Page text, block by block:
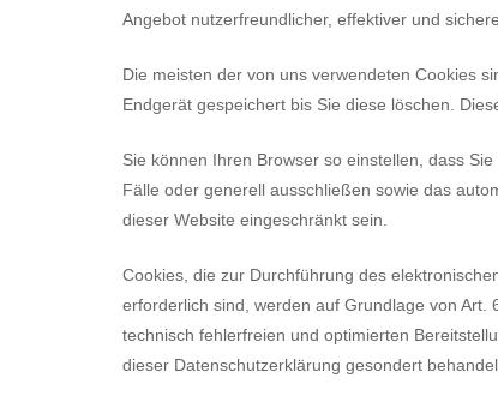
Angebot nutzerfreundlicher, effektiver und
Die meisten der von uns verwendeten Cookies
Endgerät gespeichert bis Sie diese löschen.
Sie können Ihren Browser so einstellen, dass
Fälle oder generell ausschließen sowie das
dieser Website eingeschränkt sein.
Cookies, die zur Durchführung des
erforderlich sind, werden auf Grundlage von Art.
technisch fehlerfreien und optimierten
dieser Datenschutzerklärung gesondert